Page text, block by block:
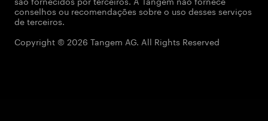
conselhos ou recomendações sobre o uso desses serviços
de terceiros.